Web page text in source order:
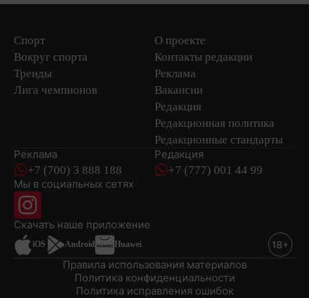
Спорт
Вокруг спорта
Тренды
Лига чемпионов
О проекте
Контакты редакции
Реклама
Вакансии
Редакция
Редакционная политика
Редакционные стандарты
Реклама
+7 (700) 3 888 188
Редакция
+7 (777) 001 44 99
Мы в социальных сетях
Скачать наше приложениеновостей
iOS Android Huawei
Политика исправления ошибок
Политика конфиденциальности
Правила использования материалов